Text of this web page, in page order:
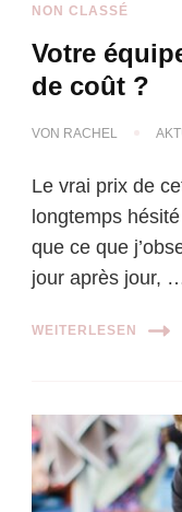
NON CLASSÉ
Votre
de coût ?
VON RACHEL
Le vrai prix de
longtemps
que ce que
jour après jour,
WEITERLESEN